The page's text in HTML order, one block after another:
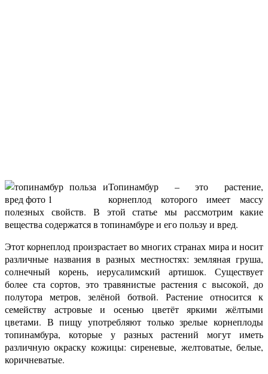
Топинамбур – это растение,
корнеплод которого имеет массу
полезных свойств. В этой статье мы рассмотрим какие
вещества содержатся в топинамбуре и его пользу и вред.
Этот корнеплод произрастает во многих странах мира и носит
различные названия в разных местностях: земляная груша,
солнечный корень, иерусалимский артишок. Существует
более ста сортов, это травянистые растения с высокой, до
полутора метров, зелёной ботвой. Растение относится к
семейству астровые и осенью цветёт яркими жёлтыми
цветами. В пищу употребляют только зрелые корнеплоды
топинамбура, которые у разных растений могут иметь
различную окраску кожицы: сиреневые, желтоватые, белые,
коричневатые.